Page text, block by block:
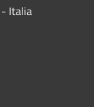
- Italia